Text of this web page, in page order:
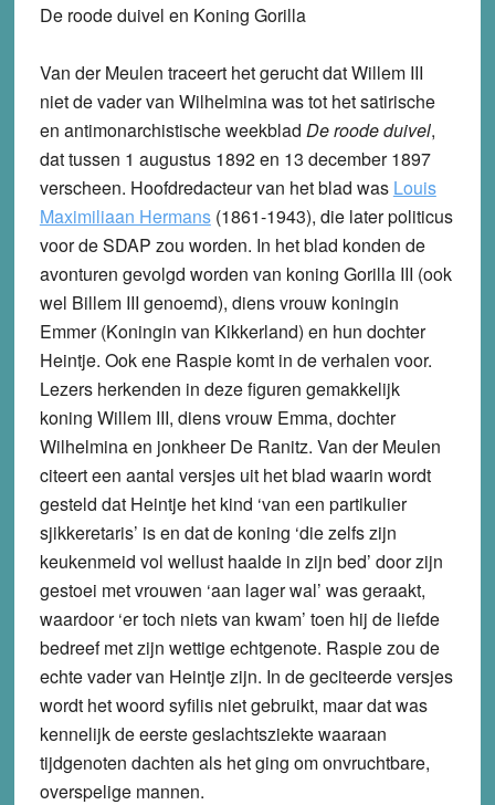
De roode duivel en Koning Gorilla
Van der Meulen traceert het gerucht dat Willem III
niet de vader van Wilhelmina was tot het satirische
en antimonarchistische weekblad De roode duivel,
dat tussen 1 augustus 1892 en 13 december 1897
verscheen. Hoofdredacteur van het blad was Louis
Maximiliaan Hermans(1861-1943), die later politicus
voor de SDAP zou worden. In het blad konden de
avonturen gevolgd worden van koning Gorilla III (ook
wel Billem III genoemd), diens vrouw koningin
Emmer (Koningin van Kikkerland) en hun dochter
Heintje. Ook ene Raspie komt in de verhalen voor.
Lezers herkenden in deze figuren gemakkelijk
koning Willem III, diens vrouw Emma, dochter
Wilhelmina en jonkheer De Ranitz. Van der Meulen
citeert een aantal versjes uit het blad waarin wordt
gesteld dat Heintje het kind ‘van een partikulier
sjikkeretaris’ is en dat de koning ‘die zelfs zijn
keukenmeid vol wellust haalde in zijn bed’ door zijn
gestoei met vrouwen ‘aan lager wal’ was geraakt,
waardoor ‘er toch niets van kwam’ toen hij de liefde
bedreef met zijn wettige echtgenote. Raspie zou de
echte vader van Heintje zijn. In de geciteerde versjes
wordt het woord syfilis niet gebruikt, maar dat was
kennelijk de eerste geslachtsziekte waaraan
tijdgenoten dachten als het ging om onvruchtbare,
overspelige mannen.